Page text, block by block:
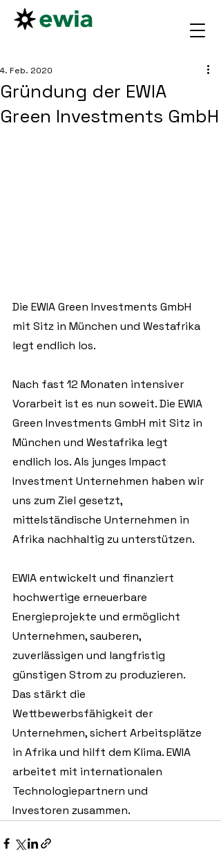
Gründung der EWIA
Green Investments GmbH
4. Feb. 2020
Die EWIA Green Investments GmbH
mit Sitz in München und Westafrika
legt endlich los.
Nach fast 12 Monaten intensiver
Vorarbeit ist es nun soweit. Die EWIA
Green Investments GmbH mit Sitz in
München und Westafrika legt
endlich los. Als junges Impact
Investment Unternehmen haben wir
uns zum Ziel gesetzt,
mittelständische Unternehmen in
Afrika nachhaltig zu unterstützen.
EWIA entwickelt und finanziert
hochwertige erneuerbare
Energieprojekte und ermöglicht
Unternehmen, sauberen,
zuverlässigen und langfristig
günstigen Strom zu produzieren.
Das stärkt die
Wettbewerbsfähigkeit der
Unternehmen, sichert Arbeitsplätze
in Afrika und hilft dem Klima. EWIA
arbeitet mit internationalen
Technologiepartnern und
Investoren zusammen.